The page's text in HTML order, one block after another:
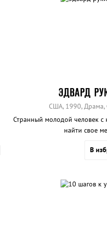
ЭДВАРД
США, 1990, Драма,
Странный молодой человек с
найти свое
В